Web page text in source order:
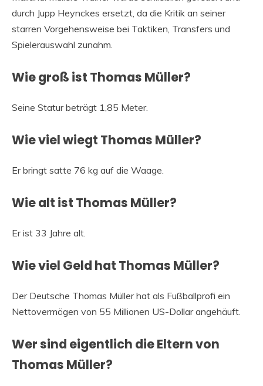
durch Jupp Heynckes ersetzt, da die Kritik an seiner
starren Vorgehensweise bei Taktiken, Transfers und
Spielerauswahl zunahm.
Wie groß ist Thomas Müller?
Seine Statur beträgt 1,85 Meter.
Wie viel wiegt Thomas Müller?
Er bringt satte 76 kg auf die Waage.
Wie alt ist Thomas Müller?
Er ist 33 Jahre alt.
Wie viel Geld hat Thomas Müller?
Der Deutsche Thomas Müller hat als Fußballprofi ein
Nettovermögen von 55 Millionen US-Dollar angehäuft.
Wer sind eigentlich die Eltern von
Thomas Müller?